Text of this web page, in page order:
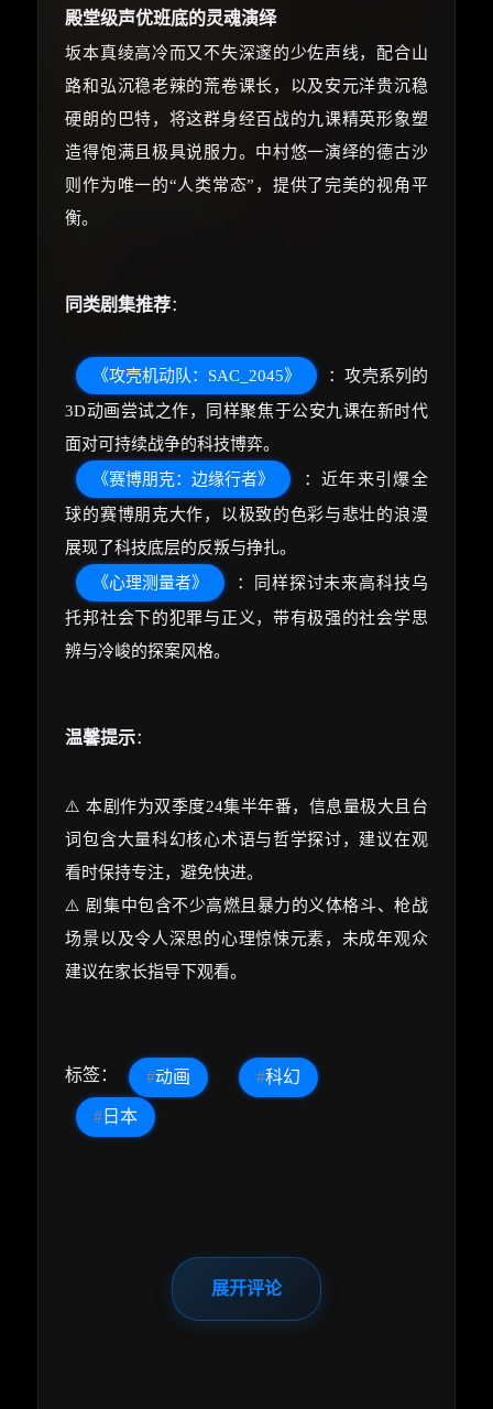
殿堂级声优班底的灵魂演绎
坂本真绫高冷而又不失深邃的少佐声线，配合山
路和弘沉稳老辣的荒卷课长，以及安元洋贵沉稳
硬朗的巴特，将这群身经百战的九课精英形象塑
造得饱满且极具说服力。中村悠一演绎的德古沙
则作为唯一的“人类常态”，提供了完美的视角平
衡。
同类剧集推荐：
《攻壳机动队：SAC_2045》
：攻壳系列的
3D动画尝试之作，同样聚焦于公安九课在新时代
面对可持续战争的科技博弈。
《赛博朋克：边缘行者》
：近年来引爆全
球的赛博朋克大作，以极致的色彩与悲壮的浪漫
展现了科技底层的反叛与挣扎。
《心理测量者》
：同样探讨未来高科技乌
托邦社会下的犯罪与正义，带有极强的社会学思
辨与冷峻的探案风格。
温馨提示：
⚠️ 本剧作为双季度24集半年番，信息量极大且台
词包含大量科幻核心术语与哲学探讨，建议在观
看时保持专注，避免快进。
⚠️ 剧集中包含不少高燃且暴力的义体格斗、枪战
场景以及令人深思的心理惊悚元素，未成年观众
建议在家长指导下观看。
标签： #动画 #科幻
# 日本
展开评论